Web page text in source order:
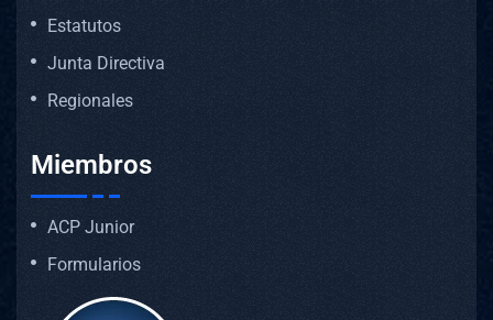
Estatutos
Junta Directiva
Regionales
Miembros
ACP Junior
Formularios